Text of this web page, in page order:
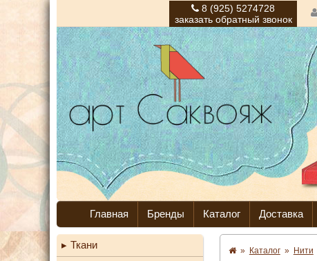
8 (925) 5274728
заказать обратный звонок
Главная Бренды Каталог Доставка
Ткани
» Каталог » Нити